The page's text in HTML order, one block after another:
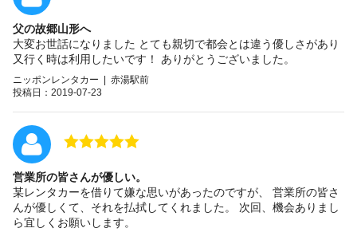
父の故郷山形へ
大変お世話になりました とても親切で都会とは違う優しさがあり
又行く時は利用したいです！ ありがとうございました。
ニッポンレンタカー | 赤湯駅前
投稿日：2019-07-23
営業所の皆さんが優しい。
某レンタカーを借りて嫌な思いがあったのですが、 営業所の皆さ
んが優しくて、それを払拭してくれました。 次回、機会ありまし
ら宜しくお願いします。